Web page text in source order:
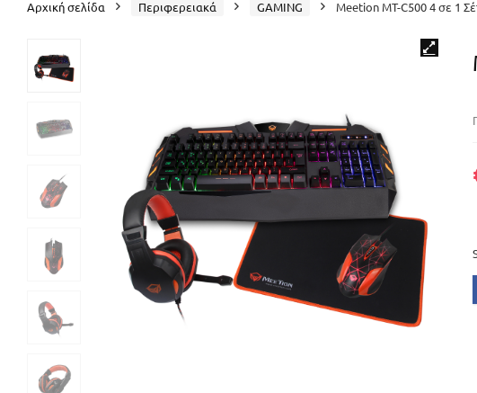
Αρχική σελίδα Περιφερειακά GAMING Meetion MT-C500 4 σε 1